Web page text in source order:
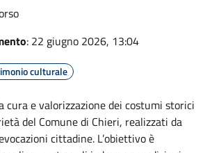
: 22 giugno 2026, 13:04
culturale
cura e valorizzazione dei costumi storici
del Comune di Chieri, realizzati da
cittadine. L’obiettivo è